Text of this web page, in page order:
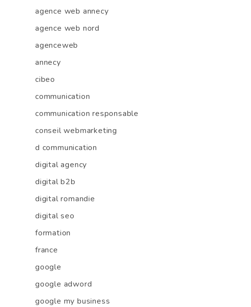
agence web annecy
agence web nord
agenceweb
annecy
cibeo
communication
communication responsable
conseil webmarketing
d communication
digital agency
digital b2b
digital romandie
digital seo
formation
france
google
google adword
google my business